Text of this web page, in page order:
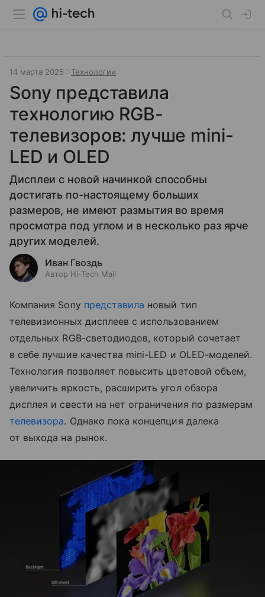
14 марта 2025 Технологии
Sony представила
технологию RGB-
телевизоров: лучше mini-
LED и OLED
Дисплеи с новой начинкой способны
достигать по-настоящему больших
размеров, не имеют размытия во время
просмотра под углом и в несколько раз ярче
других моделей.
Иван Гвоздь
Автор Hi-Tech Mail
Компания Sony представила новый тип
телевизионных дисплеев с использованием
отдельных RGB-светодиодов, который сочетает
в себе лучшие качества mini-LED и OLED-моделей.
Технология позволяет повысить цветовой объем,
увеличить яркость, расширить угол обзора
дисплея и свести на нет ограничения по размерам
телевизора. Однако пока концепция далека
от выхода на рынок.